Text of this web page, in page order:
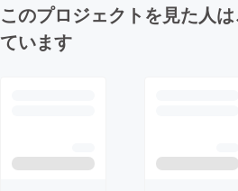
このプロジェクトを見た人
ています